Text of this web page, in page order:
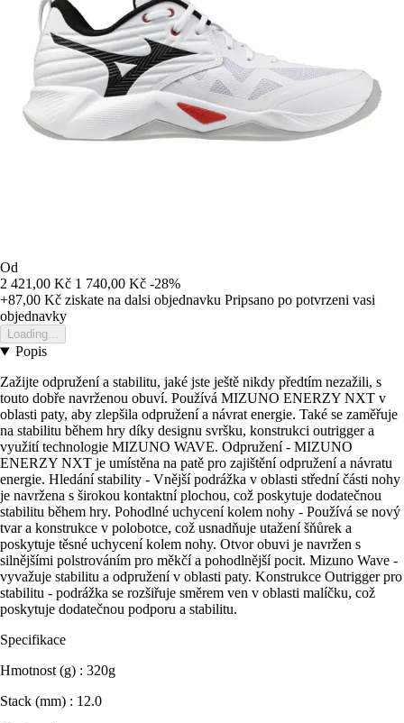
Od
2 421,00 Kč 1 740,00 Kč -28%
+87,00 Kč ziskate na dalsi objednavku Pripsano po potvrzeni vasi
objednavky
Loading...
Popis
Zažijte odpružení a stabilitu, jaké jste ještě nikdy předtím nezažili, s
touto dobře navrženou obuví. Používá MIZUNO ENERZY NXT v
oblasti paty, aby zlepšila odpružení a návrat energie. Také se zaměřuje
na stabilitu během hry díky designu svršku, konstrukci outrigger a
využití technologie MIZUNO WAVE. Odpružení - MIZUNO
ENERZY NXT je umístěna na patě pro zajištění odpružení a návratu
energie. Hledání stability - Vnější podrážka v oblasti střední části nohy
je navržena s širokou kontaktní plochou, což poskytuje dodatečnou
stabilitu během hry. Pohodlné uchycení kolem nohy - Používá se nový
tvar a konstrukce v polobotce, což usnadňuje utažení šňůrek a
poskytuje těsné uchycení kolem nohy. Otvor obuvi je navržen s
silnějšími polstrováním pro měkčí a pohodlnější pocit. Mizuno Wave -
vyvažuje stabilitu a odpružení v oblasti paty. Konstrukce Outrigger pro
stabilitu - podrážka se rozšiřuje směrem ven v oblasti malíčku, což
poskytuje dodatečnou podporu a stabilitu.
Specifikace
Hmotnost (g) : 320g
Stack (mm) : 12.0